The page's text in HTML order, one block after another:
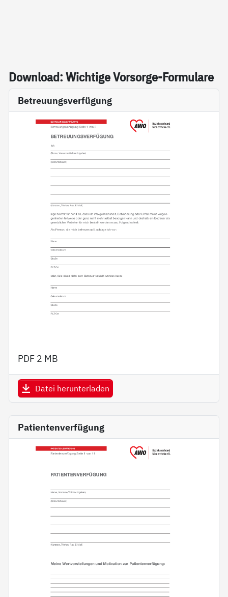
Down­load: Wich­ti­ge Vor­sor­ge-For­mu­la­re
Betreuungsverfügung
PDF 2 MB
Datei herunterladen
Patientenverfügung